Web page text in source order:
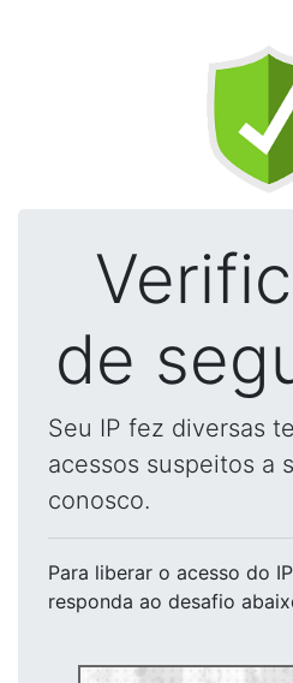
de
Seu IP fez diversas
acessos suspeitos a
conosco.
Para liberar o acesso do IP
responda ao desafio